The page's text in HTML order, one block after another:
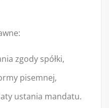
zgody spółki,
pisemnej,
ustania mandatu.